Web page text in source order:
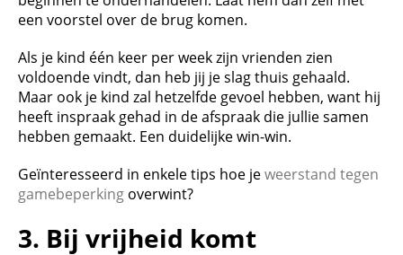
een voorstel over de brug komen.
Als je kind één keer per week zijn vrienden zien
voldoende vindt, dan heb jij je slag thuis gehaald.
Maar ook je kind zal hetzelfde gevoel hebben, want hij
heeft inspraak gehad in de afspraak die jullie samen
hebben gemaakt. Een duidelijke win-win.
Geïnteresseerd in enkele tips hoe jeweerstand tegen
gamebeperking overwint?
3. Bij vrijheid komt